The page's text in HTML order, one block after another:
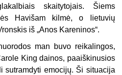
skaitytojais. Šiems
Havišam kilmė, o lietuvių
iš „Anos Kareninos“.
man buvo reikalingos,
King dainos, paaiškinusios
sutramdyti emocijų. Ši situacija